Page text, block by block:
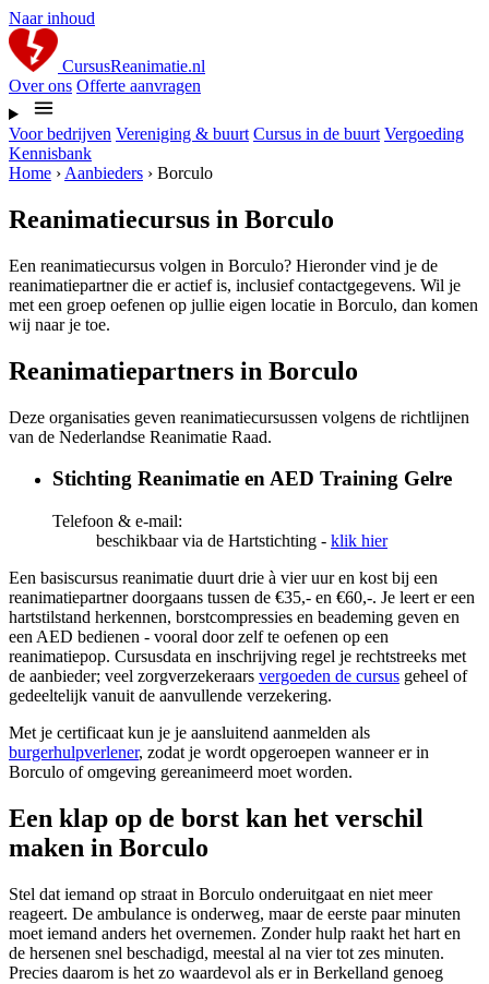
Naar inhoud
CursusReanimatie.nl
Over ons Offerte aanvragen
Voor bedrijven Vereniging & buurt Cursus in de buurt Vergoeding
Kennisbank
Home › Aanbieders › Borculo
Reanimatiecursus in Borculo
Een reanimatiecursus volgen in Borculo? Hieronder vind je de
reanimatiepartner die er actief is, inclusief contactgegevens. Wil je
met een groep oefenen op jullie eigen locatie in Borculo, dan komen
wij naar je toe.
Reanimatiepartners in Borculo
Deze organisaties geven reanimatiecursussen volgens de richtlijnen
van de Nederlandse Reanimatie Raad.
Stichting Reanimatie en AED Training Gelre
Telefoon & e-mail:
beschikbaar via de Hartstichting - klik hier
Een basiscursus reanimatie duurt drie à vier uur en kost bij een
reanimatiepartner doorgaans tussen de €35,- en €60,-. Je leert er een
hartstilstand herkennen, borstcompressies en beademing geven en
een AED bedienen - vooral door zelf te oefenen op een
reanimatiepop. Cursusdata en inschrijving regel je rechtstreeks met
de aanbieder; veel zorgverzekeraars vergoeden de cursus geheel of
gedeeltelijk vanuit de aanvullende verzekering.
Met je certificaat kun je je aansluitend aanmelden als
burgerhulpverlener, zodat je wordt opgeroepen wanneer er in
Borculo of omgeving gereanimeerd moet worden.
Een klap op de borst kan het verschil
maken in Borculo
Stel dat iemand op straat in Borculo onderuitgaat en niet meer
reageert. De ambulance is onderweg, maar de eerste paar minuten
moet iemand anders het overnemen. Zonder hulp raakt het hart en
de hersenen snel beschadigd, meestal al na vier tot zes minuten.
Precies daarom is het zo waardevol als er in Berkelland genoeg